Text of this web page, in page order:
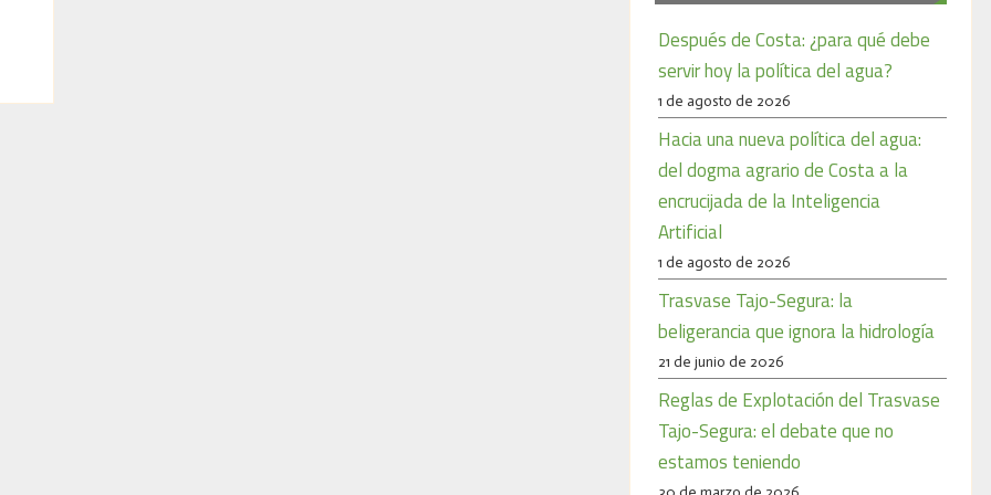
Después de Costa: ¿para qué debe
servir hoy la política del agua?
1 de agosto de 2026
Hacia una nueva política del agua:
del dogma agrario de Costa a la
encrucijada de la Inteligencia
Artificial
1 de agosto de 2026
Trasvase Tajo-Segura: la
beligerancia que ignora la hidrología
21 de junio de 2026
Reglas de Explotación del Trasvase
Tajo-Segura: el debate que no
estamos teniendo